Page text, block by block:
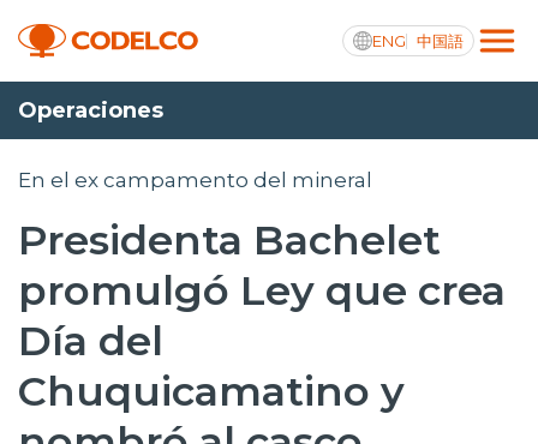
ENG 中国語
Transparencia activa
Operaciones
Sustentabilidad
Operaciones
En el ex campamento del mineral
Presidenta Bachelet
promulgó Ley que crea
Día del
Chuquicamatino y